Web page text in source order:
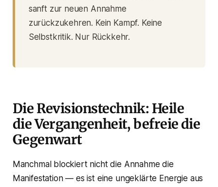
sanft zur neuen Annahme
zurückzukehren. Kein Kampf. Keine
Selbstkritik. Nur Rückkehr.
Die Revisionstechnik: Heile
die Vergangenheit, befreie die
Gegenwart
Manchmal blockiert nicht die Annahme die
Manifestation — es ist eine ungeklärte Energie aus